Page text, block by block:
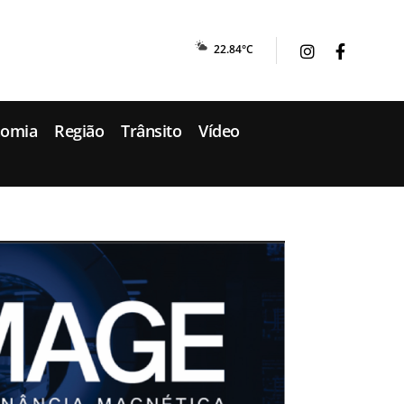
22.84°C
Região Trânsito
Vídeo